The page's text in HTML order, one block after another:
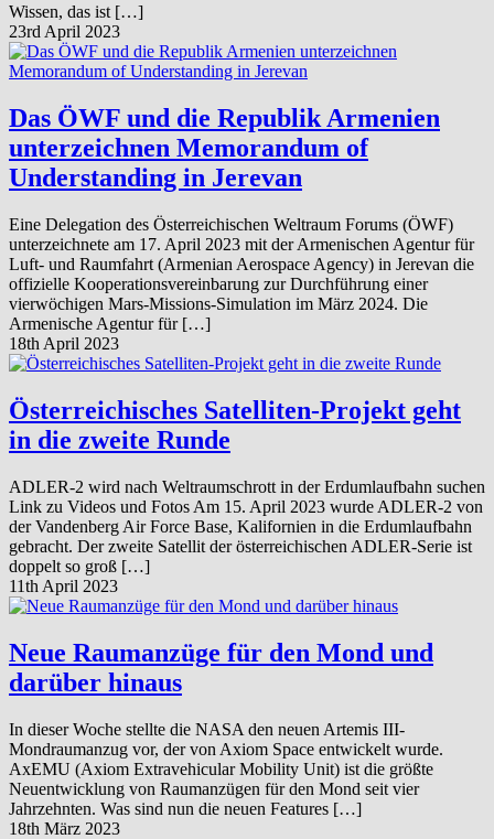
Wissen, das ist […]
23rd April 2023
Das ÖWF und die Republik Armenien
unterzeichnen Memorandum of
Understanding in Jerevan
Eine Delegation des Österreichischen Weltraum Forums (ÖWF)
unterzeichnete am 17. April 2023 mit der Armenischen Agentur für
Luft- und Raumfahrt (Armenian Aerospace Agency) in Jerevan die
offizielle Kooperationsvereinbarung zur Durchführung einer
vierwöchigen Mars-Missions-Simulation im März 2024. Die
Armenische Agentur für […]
18th April 2023
Österreichisches Satelliten-Projekt geht
in die zweite Runde
ADLER-2 wird nach Weltraumschrott in der Erdumlaufbahn suchen
Link zu Videos und Fotos Am 15. April 2023 wurde ADLER-2 von
der Vandenberg Air Force Base, Kalifornien in die Erdumlaufbahn
gebracht. Der zweite Satellit der österreichischen ADLER-Serie ist
doppelt so groß […]
11th April 2023
Neue Raumanzüge für den Mond und
darüber hinaus
In dieser Woche stellte die NASA den neuen Artemis III-
Mondraumanzug vor, der von Axiom Space entwickelt wurde.
AxEMU (Axiom Extravehicular Mobility Unit) ist die größte
Neuentwicklung von Raumanzügen für den Mond seit vier
Jahrzehnten. Was sind nun die neuen Features […]
18th März 2023